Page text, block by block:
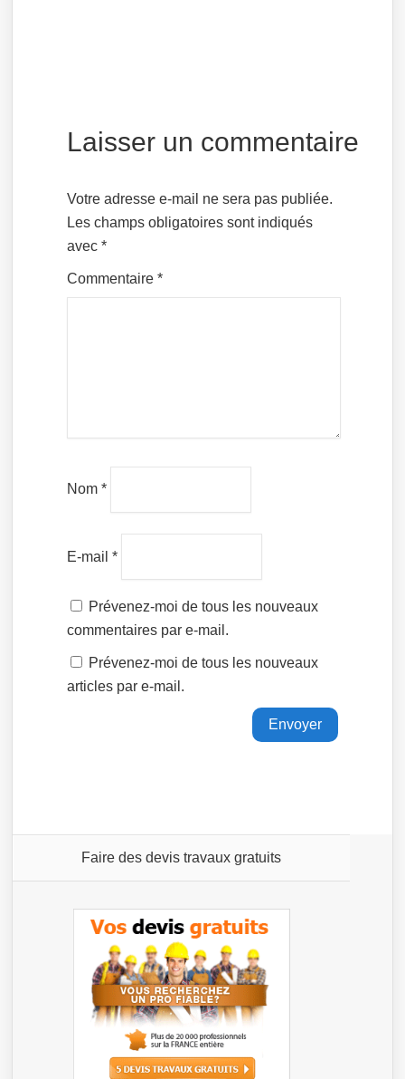
Laisser un commentaire
Votre adresse e-mail ne sera pas publiée.
Les champs obligatoires sont indiqués
avec*
Commentaire*
Nom*
E-mail*
Prévenez-moi de tous les nouveaux
commentaires par e-mail.
Prévenez-moi de tous les nouveaux
articles par e-mail.
Faire des devis travaux gratuits